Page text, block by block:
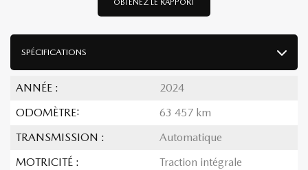
SPÉCIFICATIONS
ANNÉE :
2024
ODOMÈTRE:
63 457 km
TRANSMISSION :
Automatique
MOTRICITÉ :
Traction intégrale